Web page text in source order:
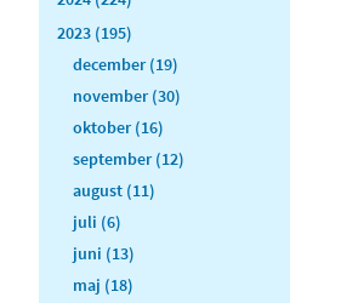
2023 (195)
december (19)
november (30)
oktober (16)
september (12)
august (11)
juli (6)
juni (13)
maj (18)